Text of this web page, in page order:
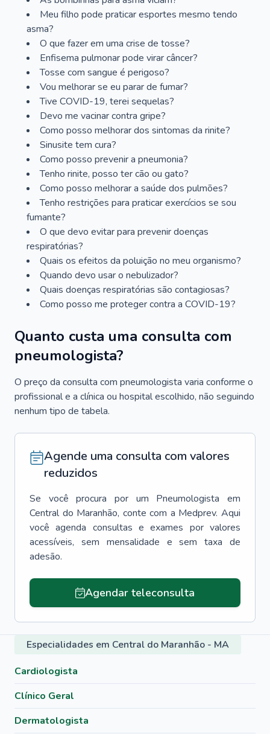
Meu filho pode praticar esportes mesmo tendo
asma?
O que fazer em uma crise de tosse?
Enfisema pulmonar pode virar câncer?
Tosse com sangue é perigoso?
Vou melhorar se eu parar de fumar?
Tive COVID-19, terei sequelas?
Devo me vacinar contra gripe?
Como posso melhorar dos sintomas da rinite?
Sinusite tem cura?
Como posso prevenir a pneumonia?
Tenho rinite, posso ter cão ou gato?
Como posso melhorar a saúde dos pulmões?
Tenho restrições para praticar exercícios se sou
fumante?
O que devo evitar para prevenir doenças
respiratórias?
Quais os efeitos da poluição no meu organismo?
Quando devo usar o nebulizador?
Quais doenças respiratórias são contagiosas?
Como posso me proteger contra a COVID-19?
Quanto custa uma consulta com
pneumologista?
O preço da consulta com pneumologista varia conforme o
profissional e a clínica ou hospital escolhido, não seguindo
nenhum tipo de tabela.
Agende uma consulta com valores
reduzidos
Se você procura por um Pneumologista
em
Central do Maranhão, conte com a Medprev. Aqui
você agenda consultas e exames por valores
acessíveis, sem mensalidade e sem taxa de
adesão.
Agendar teleconsulta
Especialidades em Central do Maranhão - MA
Cardiologista
Clínico Geral
Dermatologista